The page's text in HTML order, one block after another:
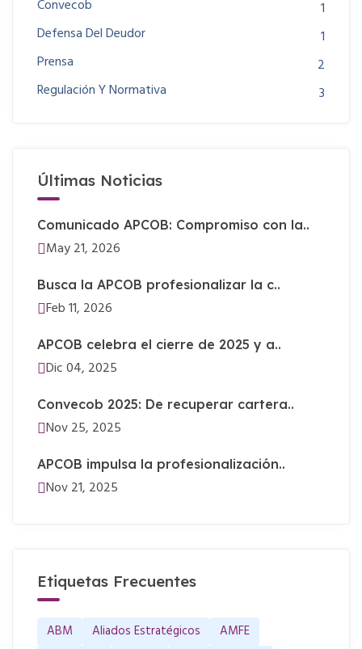
Convecob
1
Defensa Del Deudor
1
Prensa
2
Regulación Y Normativa
3
Últimas Noticias
Comunicado APCOB: Compromiso con la..
May 21, 2026
Busca la APCOB profesionalizar la c..
Feb 11, 2026
APCOB celebra el cierre de 2025 y a..
Dic 04, 2025
Convecob 2025: De recuperar cartera..
Nov 25, 2025
APCOB impulsa la profesionalización..
Nov 21, 2025
Etiquetas Frecuentes
ABM Aliados Estratégicos
AMFE